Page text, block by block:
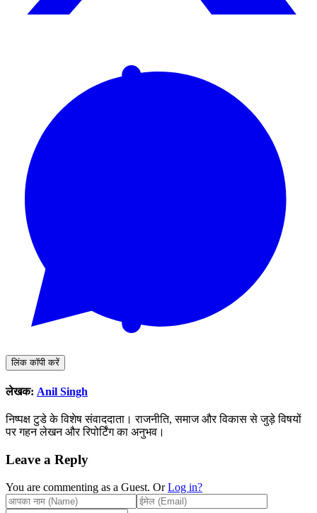
लिंक कॉपी करें
लेखक: Anil Singh
निष्पक्ष टुडे के विशेष संवाददाता। राजनीति, समाज और विकास से जुड़े विषयों
पर गहन लेखन और रिपोर्टिंग का अनुभव।
Leave a Reply
You are commenting as a Guest. Or Log in?